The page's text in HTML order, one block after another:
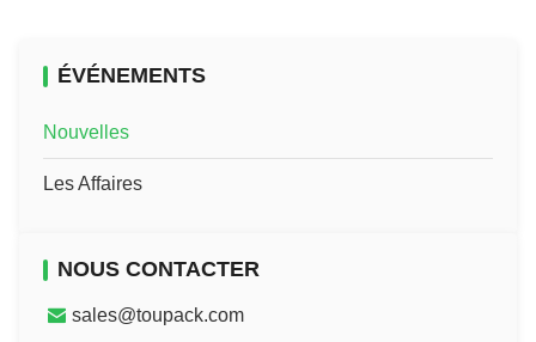
ÉVÉNEMENTS
Nouvelles
Les Affaires
NOUS CONTACTER
sales@toupack.com